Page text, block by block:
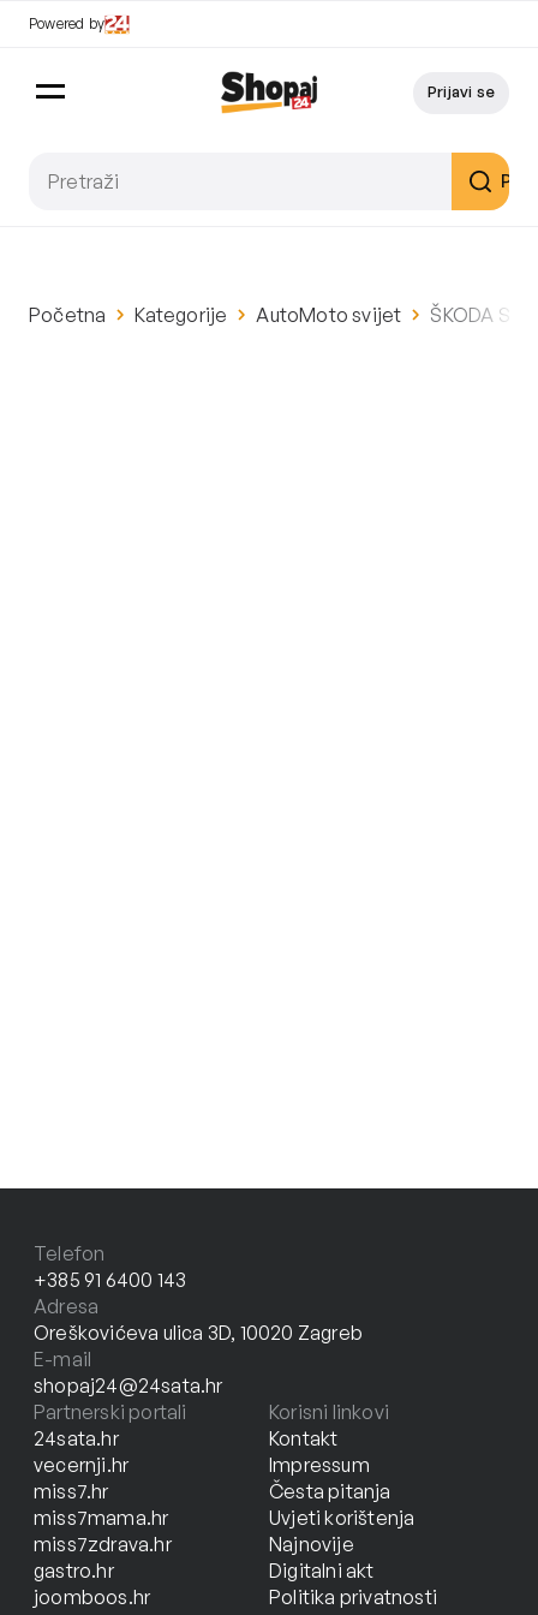
Powered by
Prijavi se
Početna Kategorije AutoMoto svijet ŠKODA
Telefon
+385 91 6400 143
Adresa
Oreškovićeva ulica 3D, 10020 Zagreb
E-mail
shopaj24@24sata.hr
Partnerski portali
24sata.hr
vecernji.hr
miss7.hr
miss7mama.hr
miss7zdrava.hr
gastro.hr
joomboos.hr
Korisni linkovi
Kontakt
Impressum
Česta pitanja
Uvjeti korištenja
Najnovije
Digitalni akt
Politika privatnosti